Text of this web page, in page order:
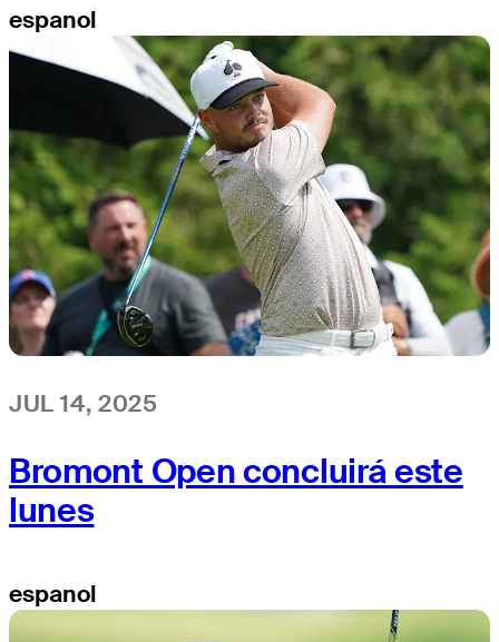
espanol
JUL 14, 2025
Bromont Open concluirá este
lunes
espanol